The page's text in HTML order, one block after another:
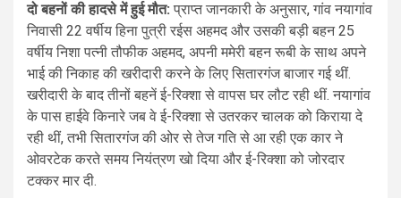
दो बहनों की हादसे में हुई मौत: प्राप्त जानकारी के अनुसार, गांव नयागांव
निवासी 22 वर्षीय हिना पुत्री रईस अहमद और उसकी बड़ी बहन 25
वर्षीय निशा पत्नी तौफीक अहमद, अपनी ममेरी बहन रूबी के साथ अपने
भाई की निकाह की खरीदारी करने के लिए सितारगंज बाजार गई थीं.
खरीदारी के बाद तीनों बहनें ई-रिक्शा से वापस घर लौट रही थीं. नयागांव
के पास हाईवे किनारे जब वे ई-रिक्शा से उतरकर चालक को किराया दे
रही थीं, तभी सितारगंज की ओर से तेज गति से आ रही एक कार ने
ओवरटेक करते समय नियंत्रण खो दिया और ई-रिक्शा को जोरदार
टक्कर मार दी.